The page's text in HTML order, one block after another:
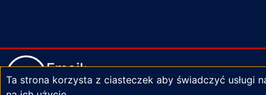
Email:
Ta strona korzysta z ciasteczek aby świadczyć usługi